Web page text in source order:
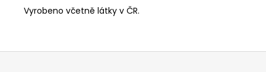
Vyrobeno včetně látky v ČR.
Z